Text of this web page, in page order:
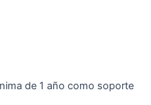
de 1 año como soporte